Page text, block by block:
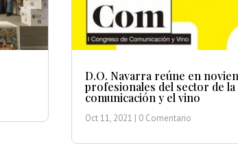
D.O. Navarra reúne en
profesionales del sector de la
comunicación y el vino
Oct 11, 2021 | 0 Comentario